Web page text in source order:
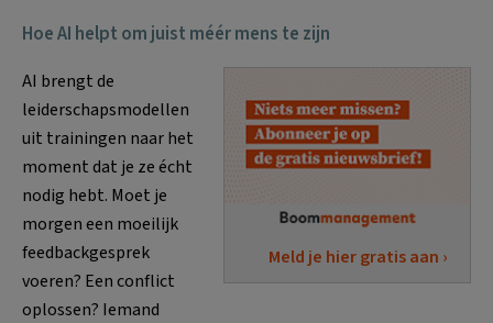
Hoe AI helpt om juist méér mens te zijn
Meld je hier gratis aan ›
AI brengt de
leiderschapsmodellen
uit trainingen naar het
moment dat je ze écht
nodig hebt. Moet je
morgen een moeilijk
feedbackgesprek
voeren? Een conflict
oplossen? Iemand